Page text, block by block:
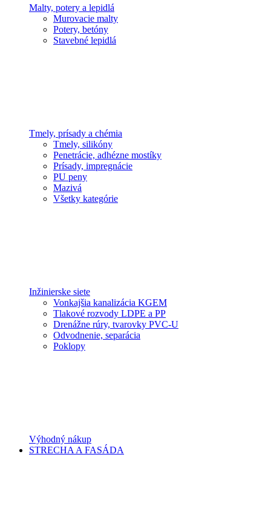
Malty, potery a lepidlá
Murovacie malty
Potery, betóny
Stavebné lepidlá
Tmely, prísady a chémia
Tmely, silikóny
Penetrácie, adhézne mostíky
Prísady, impregnácie
PU peny
Mazivá
Všetky kategórie
Inžinierske siete
Vonkajšia kanalizácia KGEM
Tlakové rozvody LDPE a PP
Drenážne rúry, tvarovky PVC-U
Odvodnenie, separácia
Poklopy
Výhodný nákup
STRECHA A FASÁDA